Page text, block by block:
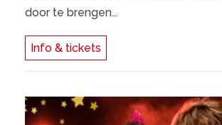
door te brengen...
Info & tickets